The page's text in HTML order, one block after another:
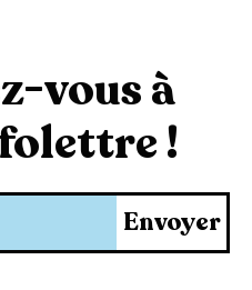
vous à
!
Envoyer